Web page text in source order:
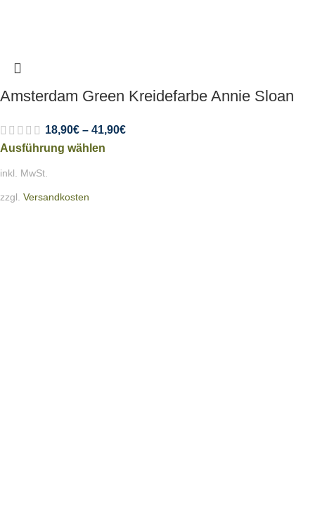
Amsterdam Green Kreidefarbe Annie Sloan
18,90€ – 41,90€
Ausführung wählen
inkl. MwSt.
zzgl. Versandkosten